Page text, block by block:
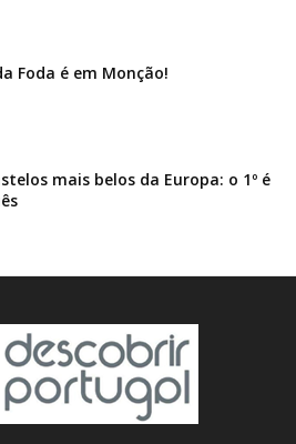
Foda é em Monção!
mais belos da Europa: o 1º é